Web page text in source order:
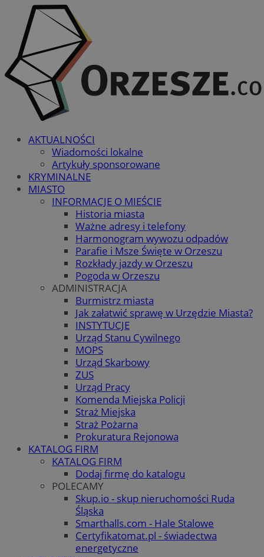
AKTUALNOŚCI
Wiadomości lokalne
Artykuły sponsorowane
KRYMINALNE
MIASTO
INFORMACJE O MIEŚCIE
Historia miasta
Ważne adresy i telefony
Harmonogram wywozu odpadów
Parafie i Msze Święte w Orzeszu
Rozkłady jazdy w Orzeszu
Pogoda w Orzeszu
ADMINISTRACJA
Burmistrz miasta
Jak załatwić sprawę w Urzędzie Miasta?
INSTYTUCJE
Urząd Stanu Cywilnego
MOPS
Urząd Skarbowy
ZUS
Urząd Pracy
Komenda Miejska Policji
Straż Miejska
Straż Pożarna
Prokuratura Rejonowa
KATALOG FIRM
KATALOG FIRM
Dodaj firmę do katalogu
POLECAMY
Skup.io - skup nieruchomości Ruda
Śląska
Smarthalls.com - Hale Stalowe
Certyfikatomat.pl - świadectwa
energetyczne